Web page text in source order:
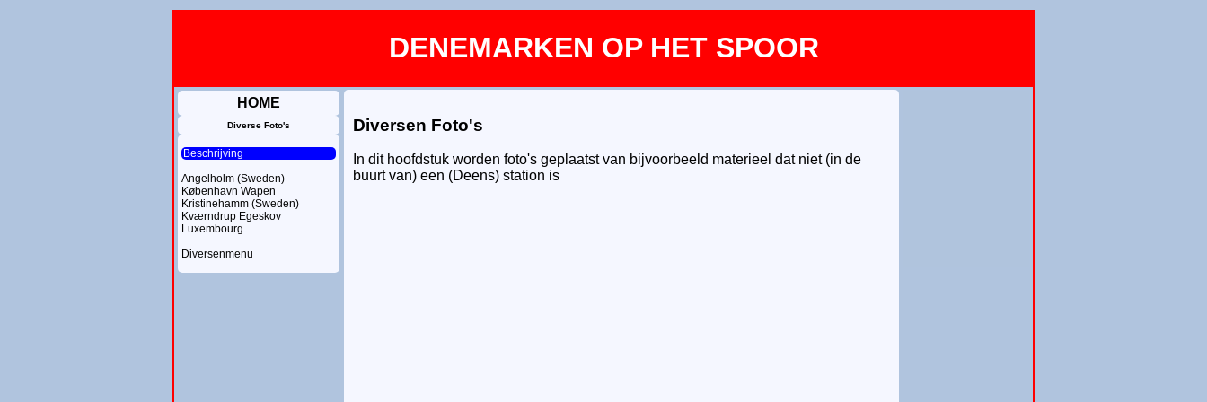
DENEMARKEN OP HET SPOOR
HOME
Diverse Foto's
Beschrijving
Angelholm (Sweden)
København Wapen
Kristinehamm (Sweden)
Kværndrup Egeskov
Luxembourg
Diversenmenu
Diversen Foto's
In dit hoofdstuk worden foto's geplaatst van bijvoorbeeld materieel dat niet (in de
buurt van) een (Deens) station is